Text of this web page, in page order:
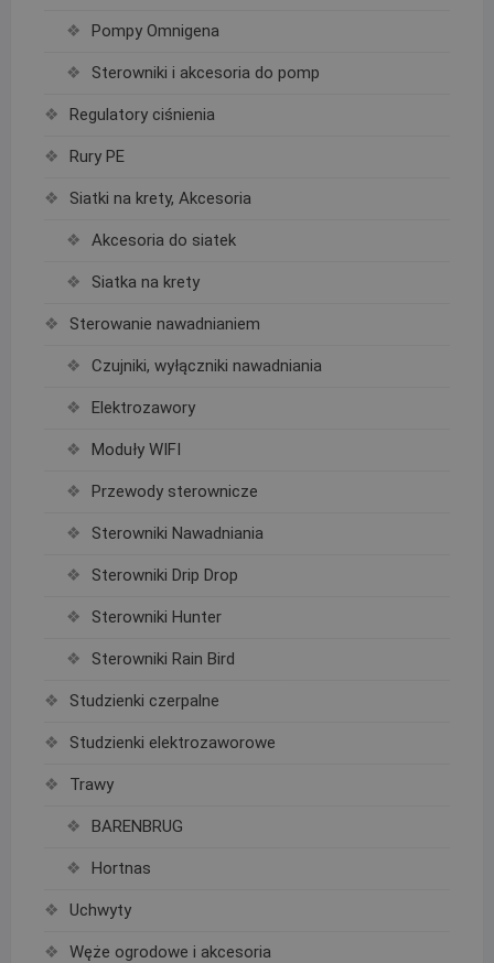
Pompy Omnigena
Sterowniki i akcesoria do pomp
Regulatory ciśnienia
Rury PE
Siatki na krety, Akcesoria
Akcesoria do siatek
Siatka na krety
Sterowanie nawadnianiem
Czujniki, wyłączniki nawadniania
Elektrozawory
Moduły WIFI
Przewody sterownicze
Sterowniki Nawadniania
Sterowniki Drip Drop
Sterowniki Hunter
Sterowniki Rain Bird
Studzienki czerpalne
Studzienki elektrozaworowe
Trawy
BARENBRUG
Hortnas
Uchwyty
Węże ogrodowe i akcesoria